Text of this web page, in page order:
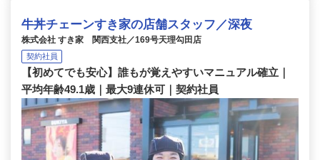
牛丼チェーンすき家の店舗スタッフ／深夜
株式会社 すき家 関西支社／169号天理勾田店
契約社員
【初めてでも安心】誰もが覚えやすいマニュアル確立｜
平均年齢49.1歳｜最大9連休可｜契約社員